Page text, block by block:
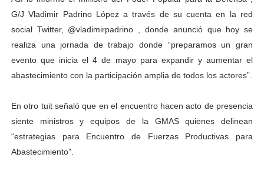
Alcaldía del Municipio Libertador realizó una jornada
Fundacite Mérida dicta taller gratuito de electrónica
INN-Mérida celebró el Lacto grado para promover el
Impulsan plan estratégico de seguridad ciudadana
Jornada social benefició a 250 familias en Los
G/J Vladimir Padrino López a través de su cuenta en la red
social Twitter, @vladimirpadrino , donde anunció que hoy se
realiza una jornada de trabajo donde “preparamos un gran
evento que inicia el 4 de mayo para expandir y aumentar el
abastecimiento con la participación amplia de todos los actores”.
En otro tuit señaló que en el encuentro hacen acto de presencia
siente ministros y equipos de la GMAS quienes delinean
“estrategias para Encuentro de Fuerzas Productivas para
Abastecimiento”.